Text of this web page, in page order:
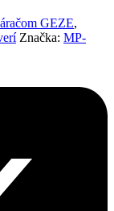
GEZE,
Značka: MP-